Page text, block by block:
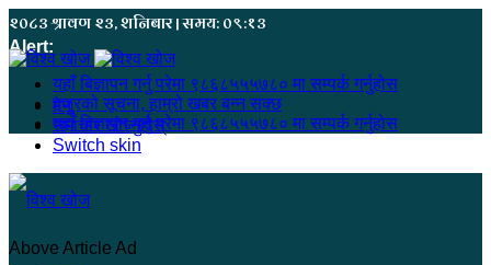
२०८३ श्रावण २३, शनिबार | समय: ०९:१३
Alert:
यहाँ बिज्ञापन गर्नु परेमा ९८६८५५५७८० मा सम्पर्क गर्नुहोस
हजुरको सूचना, हाम्रो खबर बन्न सक्छ
यहाँ बिज्ञापन गर्नु परेमा ९८६८५५५७८० मा सम्पर्क गर्नुहोस
मेनू
समाचार खोज्नुहोस्
Switch skin
Above Article Ad